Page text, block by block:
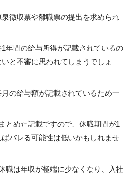
徴収票や離職票の提出を求められ
年間の給与所得が記載されているの
と不審に思われてしまうでしょ
の給与額が記載されているため一
とめた記載ですので、休職期間が1
バレる可能性は低いかもしれませ
職は年収が極端に少なくなり、入社